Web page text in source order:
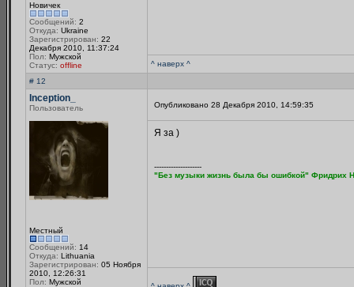
Новичек
Сообщений: 2
Откуда: Ukraine
Зарегистрирован: 22
Декабря 2010, 11:37:24
Пол: Мужской
Статус: offline
^ наверх ^
# 12
Inception_
Пользователь
Местный
Сообщений: 14
Откуда: Lithuania
Зарегистрирован: 05 Ноября
2010, 12:26:31
Пол: Мужской
Опубликовано 28 Декабря 2010, 14:59:35
Я за )
--------------------
"Без музыки жизнь была бы ошибкой" Фридрих